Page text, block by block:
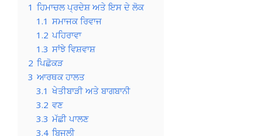
1 ਹਿਮਾਚਲ ਪ੍ਰਦੇਸ਼ ਅਤੇ ਇਸ ਦੇ ਲੋਕ
1.1 ਸਮਾਜਕ ਰਿਵਾਜ
1.2 ਪਹਿਰਾਵਾ
1.3 ਸਾਂਝੇ ਵਿਸ਼ਵਾਸ਼
2 ਪਿਛੋਕੜ
3 ਆਰਥਕ ਹਾਲਤ
3.1 ਖੇਤੀਬਾੜੀ ਅਤੇ ਬਾਗਬਾਨੀ
3.2 ਵਣ
3.3 ਮੱਛੀ ਪਾਲਣ
3.4 ਬਿਜਲੀ